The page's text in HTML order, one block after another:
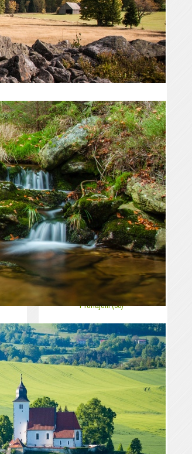
Rychlá navigace
Prodej (26)
Pronájem (50)
ŠUMAVA REALITY
náměstí Svobody 36
34201 Sušice
777 595 318
376 522 042